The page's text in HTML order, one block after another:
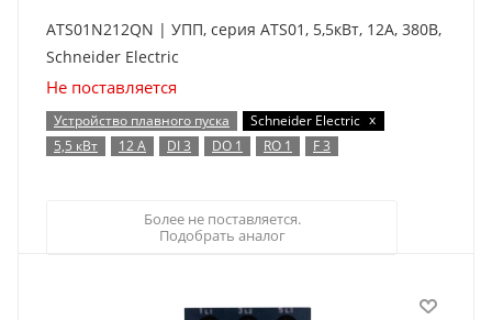
ATS01N212QN | УПП, серия ATS01, 5,5кВт, 12А, 380В,
Schneider Electric
Не поставляется
Устройство плавного пуска Schneider Electric x
5,5 кВт
12 А DI 3 DO 1 RO 1 F 3
Более не поставляется.
Подобрать аналог